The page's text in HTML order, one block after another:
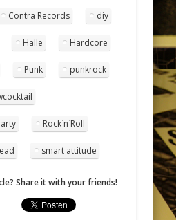
Contra Records diy
Halle Hardcore
Punk punkrock
Rock`n`Roll
smart attitude
Share it with your friends!